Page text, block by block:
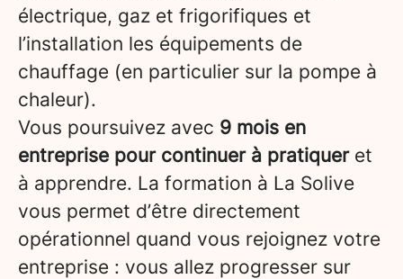
électrique, gaz et frigorifiques et
l’installation les équipements de
chauffage (en particulier sur la pompe à
chaleur).
Vous poursuivez avec 9 mois en
entreprise pour continuer à pratiqueret
à apprendre. La formation à La Solive
vous permet d’être directement
opérationnel quand vous rejoignez votre
entreprise : vous allez progresser sur